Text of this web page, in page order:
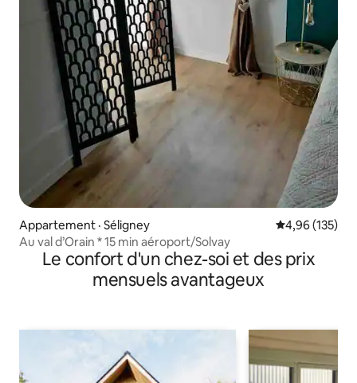
Appartement · Séligney Note
4,96 (135)
Au val d’Orain * 15 min aéroport/Solvay
Le confort d'un chez-soi et des prix
mensuels avantageux